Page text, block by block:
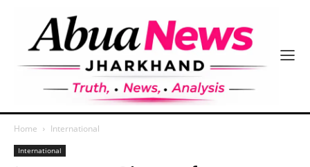
Home International
International